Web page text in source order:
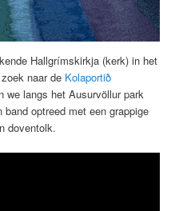
Hallgrímskirkja (kerk) in het
naar de Kolaportið
we langs het Ausurvöllur park
optreed met een grappige
doventolk.